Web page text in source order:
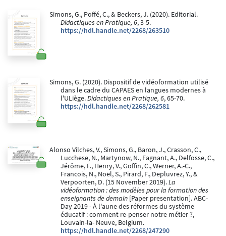
Simons, G., Poffé, C., & Beckers, J. (2020). Editorial.
Didactiques en Pratique, 6, 3-5.
https://hdl.handle.net/2268/263510
Simons, G. (2020). Dispositif de vidéoformation utilisé
dans le cadre du CAPAES en langues modernes à
l'ULiège.Didactiques en Pratique, 6, 65-70.
https://hdl.handle.net/2268/262581
Alonso Vilches, V., Simons, G., Baron, J., Crasson, C.,
Lucchese, N., Martynow, N., Fagnant, A., Delfosse, C.,
Jérôme, F., Henry, V., Goffin, C., Werner, A.-C.,
Francois, N., Noël, S., Pirard, F., Depluvrez, Y., &
Verpoorten, D. (15 November 2019).La
vidéoformation : des modèles pour la formation des
enseignants de demain [Paper presentation]. ABC-
Day 2019 - À l'aune des réformes du système
éducatif : comment re-penser notre métier ?,
Louvain-la- Neuve, Belgium.
https://hdl.handle.net/2268/247290